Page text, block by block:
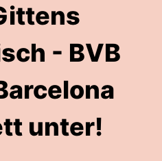
- BVB
unter!